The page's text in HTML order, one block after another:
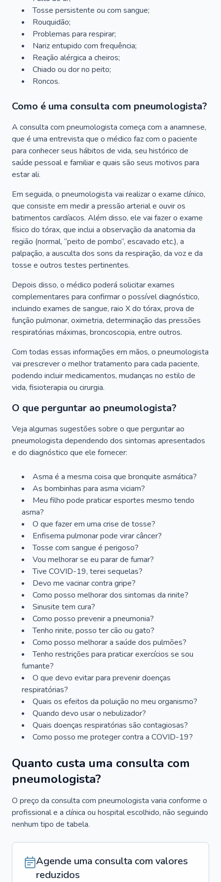
Tosse persistente ou com sangue;
Rouquidão;
Problemas para respirar;
Nariz entupido com frequência;
Reação alérgica a cheiros;
Chiado ou dor no peito;
Roncos.
Como é uma consulta com pneumologista?
A consulta com pneumologista começa com a anamnese,
que é uma entrevista que o médico faz com o paciente
para conhecer seus hábitos de vida, seu histórico de
saúde pessoal e familiar e quais são seus motivos para
estar ali.
Em seguida, o pneumologista vai realizar o exame clínico,
que consiste em medir a pressão arterial e ouvir os
batimentos cardíacos. Além disso, ele vai fazer o exame
físico do tórax, que inclui a observação da anatomia da
região (normal, “peito de pombo”, escavado etc.), a
palpação, a ausculta dos sons da respiração, da voz e da
tosse e outros testes pertinentes.
Depois disso, o médico poderá solicitar exames
complementares para confirmar o possível diagnóstico,
incluindo exames de sangue, raio X do tórax, prova de
função pulmonar, oximetria, determinação das pressões
respiratórias máximas, broncoscopia, entre outros.
Com todas essas informações em mãos, o pneumologista
vai prescrever o melhor tratamento para cada paciente,
podendo incluir medicamentos, mudanças no estilo de
vida, fisioterapia ou cirurgia.
O que perguntar ao pneumologista?
Veja algumas sugestões sobre o que perguntar ao
pneumologista dependendo dos sintomas apresentados
e do diagnóstico que ele fornecer:
Asma é a mesma coisa que bronquite asmática?
As bombinhas para asma viciam?
Meu filho pode praticar esportes mesmo tendo
asma?
O que fazer em uma crise de tosse?
Enfisema pulmonar pode virar câncer?
Tosse com sangue é perigoso?
Vou melhorar se eu parar de fumar?
Tive COVID-19, terei sequelas?
Devo me vacinar contra gripe?
Como posso melhorar dos sintomas da rinite?
Sinusite tem cura?
Como posso prevenir a pneumonia?
Tenho rinite, posso ter cão ou gato?
Como posso melhorar a saúde dos pulmões?
Tenho restrições para praticar exercícios se sou
fumante?
O que devo evitar para prevenir doenças
respiratórias?
Quais os efeitos da poluição no meu organismo?
Quando devo usar o nebulizador?
Quais doenças respiratórias são contagiosas?
Como posso me proteger contra a COVID-19?
Quanto custa uma consulta com
pneumologista?
O preço da consulta com pneumologista varia conforme o
profissional e a clínica ou hospital escolhido, não seguindo
nenhum tipo de tabela.
Agende uma consulta com valores
reduzidos